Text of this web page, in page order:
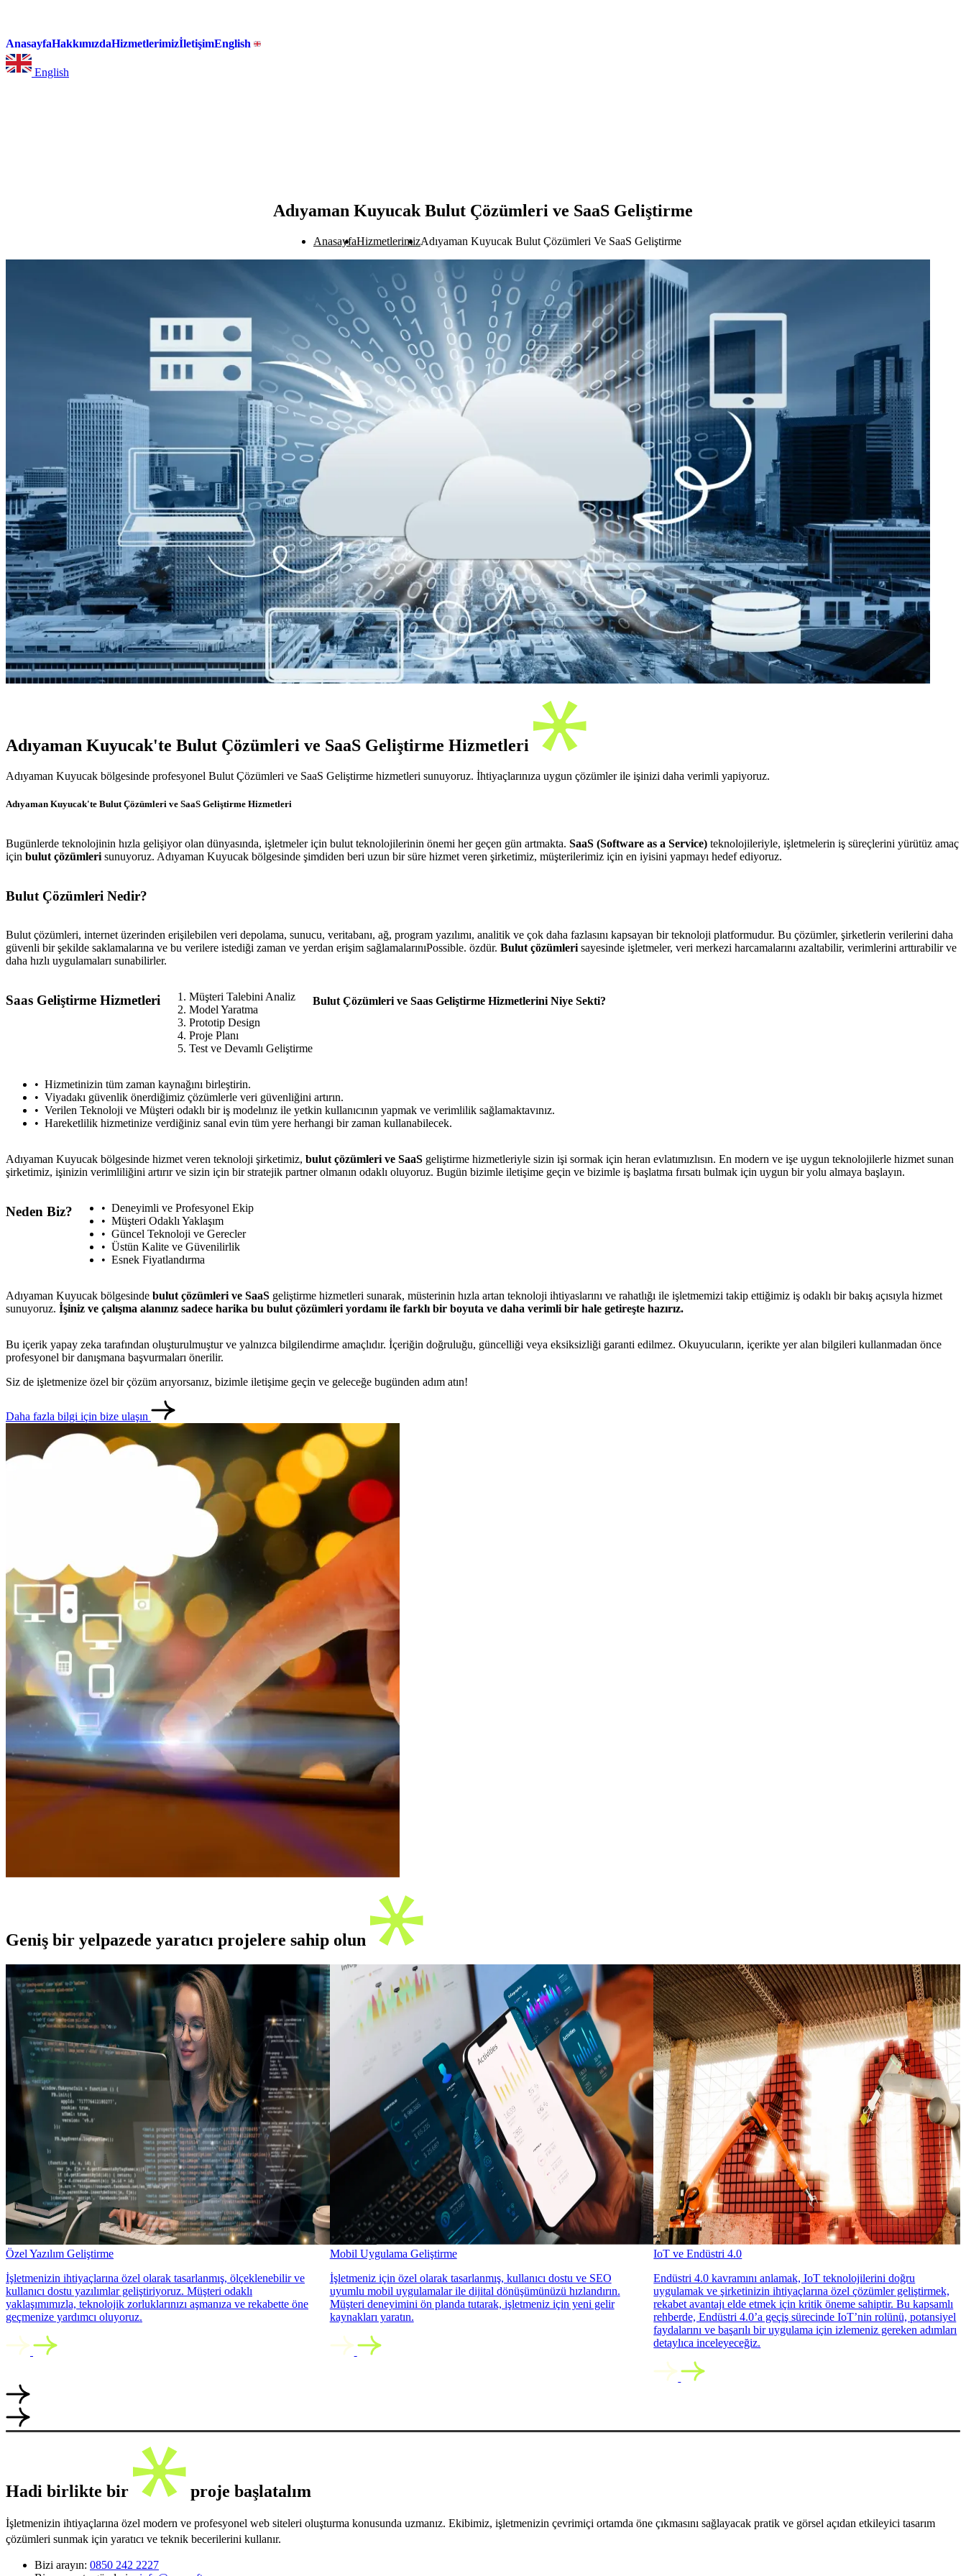
AnasayfaHakkımızdaHizmetlerimizİletişimEnglish
English
Adıyaman Kuyucak Bulut Çözümleri ve SaaS Geliştirme
AnasayfaHizmetlerimizAdıyaman Kuyucak Bulut Çözümleri Ve SaaS Geliştirme
Adıyaman Kuyucak'te Bulut Çözümleri ve SaaS Geliştirme Hizmetleri
Adıyaman Kuyucak bölgesinde profesyonel Bulut Çözümleri ve SaaS Geliştirme hizmetleri sunuyoruz. İhtiyaçlarınıza uygun çözümler ile işinizi daha verimli yapiyoruz.
Adıyaman Kuyucak'te Bulut Çözümleri ve SaaS Geliştirme Hizmetleri
Bugünlerde teknolojinin hızla gelişiyor olan dünyasında, işletmeler için bulut teknolojilerinin önemi her geçen gün artmakta. SaaS (Software as a Service) teknolojileriyle, işletmelerin iş süreçlerini yürütüz amaç
için bulut çözümleri sunuyoruz. Adıyaman Kuyucak bölgesinde şimdiden beri uzun bir süre hizmet veren şirketimiz, müşterilerimiz için en iyisini yapmayı hedef ediyoruz.
Bulut Çözümleri Nedir?
Bulut çözümleri, internet üzerinden erişilebilen veri depolama, sunucu, veritabanı, ağ, program yazılımı, analitik ve çok daha fazlasını kapsayan bir teknoloji platformudur. Bu çözümler, şirketlerin verilerini daha
güvenli bir şekilde saklamalarına ve bu verilere istediği zaman ve yerdan erişim sağlamalarınıPossible. özdür. Bulut çözümlerisayesinde işletmeler, veri merkezi harcamalarını azaltabilir, verimlerini arttırabilir ve
daha hızlı uygulamaları sunabilirler.
Saas Geliştirme Hizmetleri
Müşteri Talebini Analiz
Model Yaratma
Prototip Design
Proje Planı
Test ve Devamlı Geliştirme
Bulut Çözümleri ve Saas Geliştirme Hizmetlerini Niye Sekti?
Hizmetinizin tüm zaman kaynağını birleştirin.
Viyadakı güvenlik önerdiğimiz çözümlerle veri güvenliğini artırın.
Verilen Teknoloji ve Müşteri odaklı bir iş modelınız ile yetkin kullanıcının yapmak ve verimlilik sağlamaktavınız.
Hareketlilik hizmetinize verdiğiniz sanal evin tüm yere herhangi bir zaman kullanabilecek.
Adıyaman Kuyucak bölgesinde hizmet veren teknoloji şirketimiz, bulut çözümleri ve SaaS geliştirme hizmetleriyle sizin işi sormak için heran evlatımızlısın. En modern ve işe uygun teknolojilerle hizmet sunan
şirketimiz, işinizin verimliliğini artırır ve sizin için bir stratejik partner olmanın odaklı oluyoruz. Bugün bizimle iletişime geçin ve bizimle iş başlatma fırsatı bulmak için uygun bir yolu almaya başlayın.
Neden Biz?
Deneyimli ve Profesyonel Ekip
Müşteri Odaklı Yaklaşım
Güncel Teknoloji ve Gerecler
Üstün Kalite ve Güvenilirlik
Esnek Fiyatlandırma
Adıyaman Kuyucak bölgesinde bulut çözümleri ve SaaS geliştirme hizmetleri sunarak, müsterinin hızla artan teknoloji ihtiyaslarını ve rahatlığı ile işletmemizi takip ettiğimiz iş odaklı bir bakış açısıyla hizmet
sunuyoruz. İşiniz ve çalışma alanınız sadece harika bu bulut çözümleri yordamı ile farklı bir boyuta ve daha verimli bir hale getireşte hazırız.
Bu içerik yapay zeka tarafından oluşturulmuştur ve yalnızca bilgilendirme amaçlıdır. İçeriğin doğruluğu, güncelliği veya eksiksizliği garanti edilmez. Okuyucuların, içerikte yer alan bilgileri kullanmadan önce
profesyonel bir danışmana başvurmaları önerilir.
Siz de işletmenize özel bir çözüm arıyorsanız, bizimle iletişime geçin ve geleceğe bugünden adım atın!
Daha fazla bilgi için bize ulaşın
Geniş bir yelpazede yaratıcı projelere sahip olun
Özel Yazılım Geliştirme
İşletmenizin ihtiyaçlarına özel olarak tasarlanmış, ölçeklenebilir ve
kullanıcı dostu yazılımlar geliştiriyoruz. Müşteri odaklı
yaklaşımımızla, teknolojik zorluklarınızı aşmanıza ve rekabette öne
geçmenize yardımcı oluyoruz.
Mobil Uygulama Geliştirme
İşletmeniz için özel olarak tasarlanmış, kullanıcı dostu ve SEO
uyumlu mobil uygulamalar ile dijital dönüşümünüzü hızlandırın.
Müşteri deneyimini ön planda tutarak, işletmeniz için yeni gelir
kaynakları yaratın.
IoT ve Endüstri 4.0
Endüstri 4.0 kavramını anlamak, IoT teknolojilerini doğru
uygulamak ve şirketinizin ihtiyaçlarına özel çözümler geliştirmek,
rekabet avantajı elde etmek için kritik öneme sahiptir. Bu kapsamlı
rehberde, Endüstri 4.0’a geçiş sürecinde IoT’nin rolünü, potansiyel
faydalarını ve başarılı bir uygulama için izlemeniz gereken adımları
detaylıca inceleyeceğiz.
Hadi birlikte bir proje başlatalım
İşletmenizin ihtiyaçlarına özel modern ve profesyonel web siteleri oluşturma konusunda uzmanız. Ekibimiz, işletmenizin çevrimiçi ortamda öne çıkmasını sağlayacak pratik ve görsel açıdan etkileyici tasarım
çözümleri sunmak için yaratıcı ve teknik becerilerini kullanır.
Bizi arayın: 0850 242 2227